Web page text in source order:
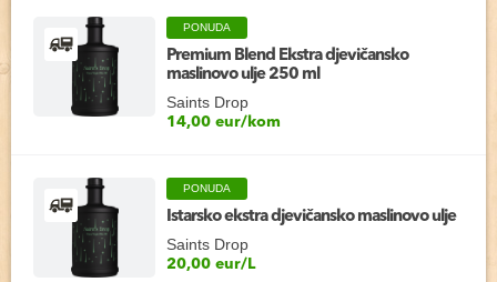
PONUDA
Premium Blend Ekstra djevičansko
maslinovo ulje 250 ml
Saints Drop
14,00 eur/kom
PONUDA
Istarsko ekstra djevičansko maslinovo ulje
Saints Drop
20,00 eur/L